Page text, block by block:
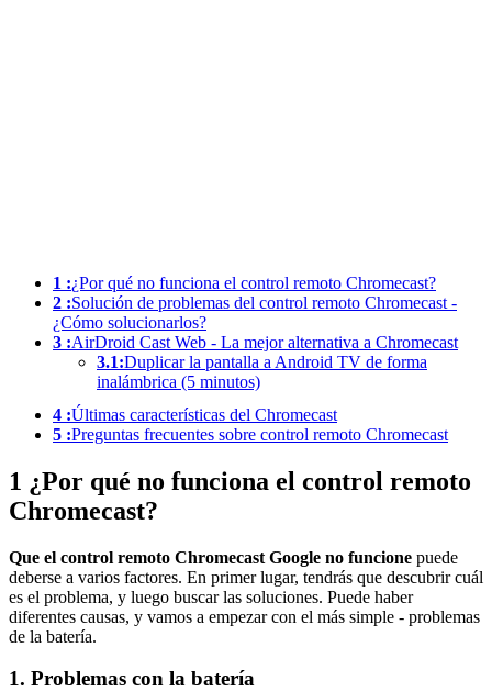
1 :¿Por qué no funciona el control remoto Chromecast?
2 :Solución de problemas del control remoto Chromecast -
¿Cómo solucionarlos?
3 :AirDroid Cast Web - La mejor alternativa a Chromecast
3.1:Duplicar la pantalla a Android TV de forma
inalámbrica (5 minutos)
4 :Últimas características del Chromecast
5 :Preguntas frecuentes sobre control remoto Chromecast
1 ¿Por qué no funciona el control remoto
Chromecast?
Que el control remoto Chromecast Google no funcione puede
deberse a varios factores. En primer lugar, tendrás que descubrir cuál
es el problema, y luego buscar las soluciones. Puede haber
diferentes causas, y vamos a empezar con el más simple - problemas
de la batería.
1. Problemas con la batería